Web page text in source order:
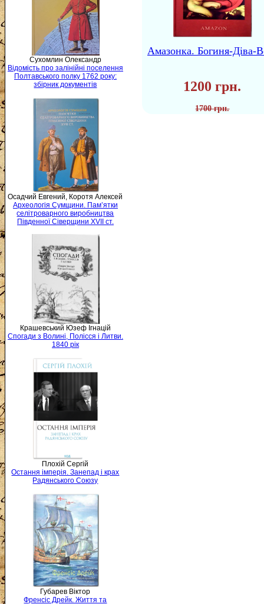
Сухомлин Олександр
Відомість про залінійні поселення
Полтавського полку 1762 року:
збірник документів
Осадчий Евгений, Коротя Алексей
Археологія Сумщини. Пам’ятки
селітроварного виробництва
Південної Сіверщини XVII ст.
Крашевський Юзеф Ігнацій
Спогади з Волині, Полісся і Литви.
1840 рік
Плохій Сергій
Остання імперія. Занепад і крах
Радянського Союзу
Губарев Віктор
Френсіс Дрейк. Життя та
Амазонка. Богиня-Діва-
1200 грн.
1700 грн.